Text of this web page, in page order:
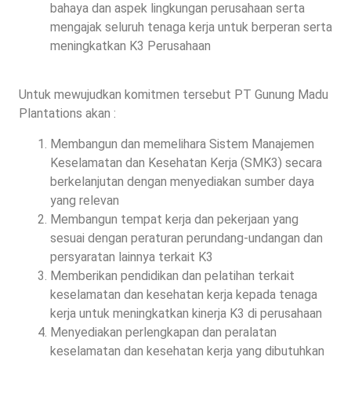
bahaya dan aspek lingkungan perusahaan serta
mengajak seluruh tenaga kerja untuk berperan serta
meningkatkan K3 Perusahaan
Untuk mewujudkan komitmen tersebut PT Gunung Madu
Plantations akan :
Membangun dan memelihara Sistem Manajemen
Keselamatan dan Kesehatan Kerja (SMK3) secara
berkelanjutan dengan menyediakan sumber daya
yang relevan
Membangun tempat kerja dan pekerjaan yang
sesuai dengan peraturan perundang-undangan dan
persyaratan lainnya terkait K3
Memberikan pendidikan dan pelatihan terkait
keselamatan dan kesehatan kerja kepada tenaga
kerja untuk meningkatkan kinerja K3 di perusahaan
Menyediakan perlengkapan dan peralatan
keselamatan dan kesehatan kerja yang dibutuhkan